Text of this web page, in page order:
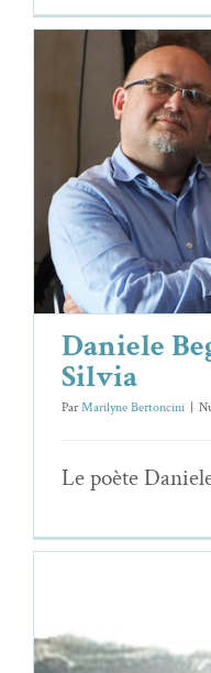
Daniele
Daniele
Daniele
Silvia
ParMarilyne Bertoncini |
Le poète